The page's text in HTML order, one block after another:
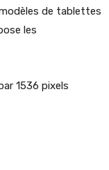
de tablettes
les
1536 pixels